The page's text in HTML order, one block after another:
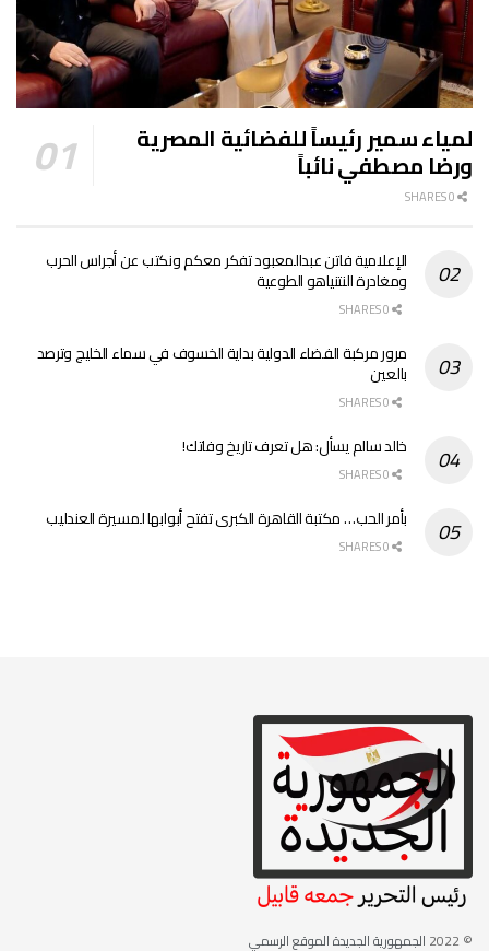
لمياء سمير رئيساً للفضائية المصرية
ورضا مصطفي نائباً
الإعلامية فاتن عبدالمعبود تفكر معكم ونكتب عن أجراس الحرب
ومغادرة النتنياهو الطوعية
مرور مركبة الفضاء الدولية بداية الخسوف في سماء الخليج وترصد
بالعين
خالد سالم يسأل: هل تعرف تاريخ وفاتك!
بأمر الحب… مكتبة القاهرة الكبرى تفتح أبوابها لمسيرة العندليب
© 2022 الجمهورية الجديدة الموقع الرسمي